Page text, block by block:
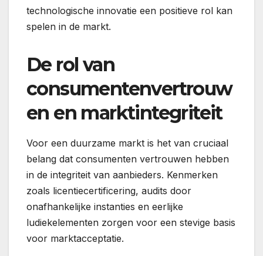
technologische innovatie een positieve rol kan
spelen in de markt.
De rol van
consumentenvertrouw
en en marktintegriteit
Voor een duurzame markt is het van cruciaal
belang dat consumenten vertrouwen hebben
in de integriteit van aanbieders. Kenmerken
zoals licentiecertificering, audits door
onafhankelijke instanties en eerlijke
ludiekelementen zorgen voor een stevige basis
voor marktacceptatie.